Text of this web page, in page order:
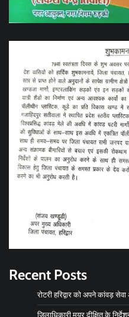
Recent Posts
रोटरी हरिद्वार को अपने कांवड़
जिलाधिकारी मयूर दीक्षित के